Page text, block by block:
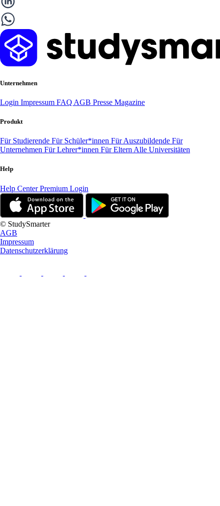
Unternehmen
Login Impressum FAQ AGB Presse Magazine
Produkt
Für Studierende Für Schüler*innen Für Auszubildende Für
Unternehmen Für Lehrer*innen Für Eltern Alle Universitäten
Help
Help CenterPremium Login
© StudySmarter
AGB
Impressum
Datenschutzerklärung